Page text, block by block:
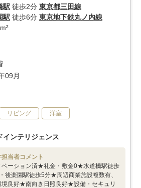
駅 徒歩2分 東京都三田線
駅 徒歩6分 東京地下鉄丸ノ内線
09月
リビング 洋室
インテリジェンス
担当者コメント
ベーション済★礼金・敷金0★水道橋駅徒歩
後楽園駅徒歩5分★周辺商業施設複数有、
境良好★南向き日照良好★設備・セキュリ